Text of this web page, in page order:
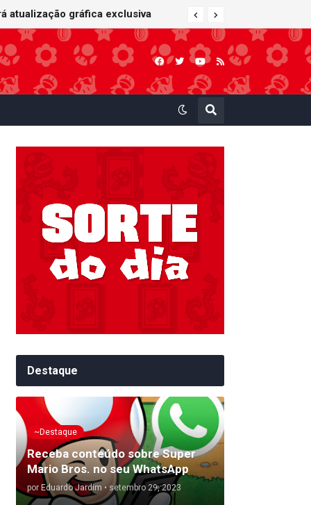
atualização gráfica exclusiva
Destaque
~Destaque
Receba conteúdo sobre Super
Mario Bros. no seu WhatsApp
por Eduardo Jardim • setembro 29, 2023